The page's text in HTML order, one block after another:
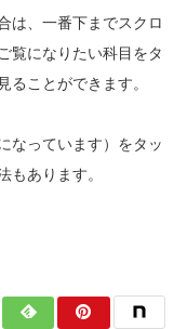
は、一番下までスクロ
覧になりたい科目をタ
ることができます。
なっています）をタッ
もあります。